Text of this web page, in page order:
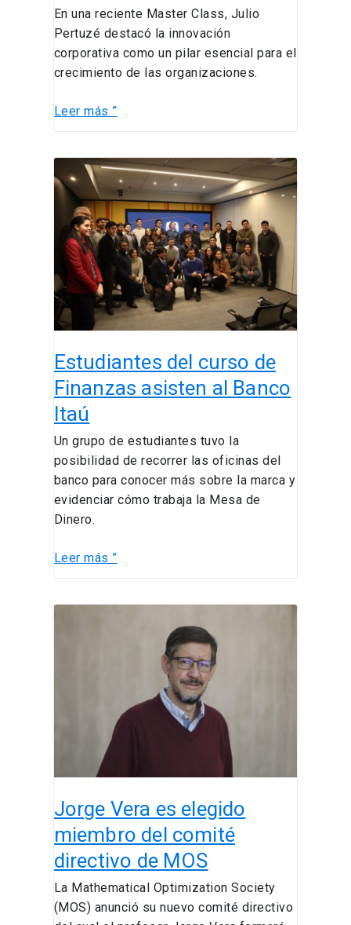
En una reciente Master Class, Julio
Pertuzé destacó la innovación
corporativa como un pilar esencial para el
crecimiento de las organizaciones.
Leer más ”
Estudiantes del curso de
Finanzas asisten al Banco
Itaú
Un grupo de estudiantes tuvo la
posibilidad de recorrer las oficinas del
banco para conocer más sobre la marca y
evidenciar cómo trabaja la Mesa de
Dinero.
Estudiantes
del
curso
de
Finanzas
asisten
al
Banco
Itaú
Leer más ”
Jorge Vera es elegido
miembro del comité
directivo de MOS
La Mathematical Optimization Society
(MOS) anunció su nuevo comité directivo
directivo